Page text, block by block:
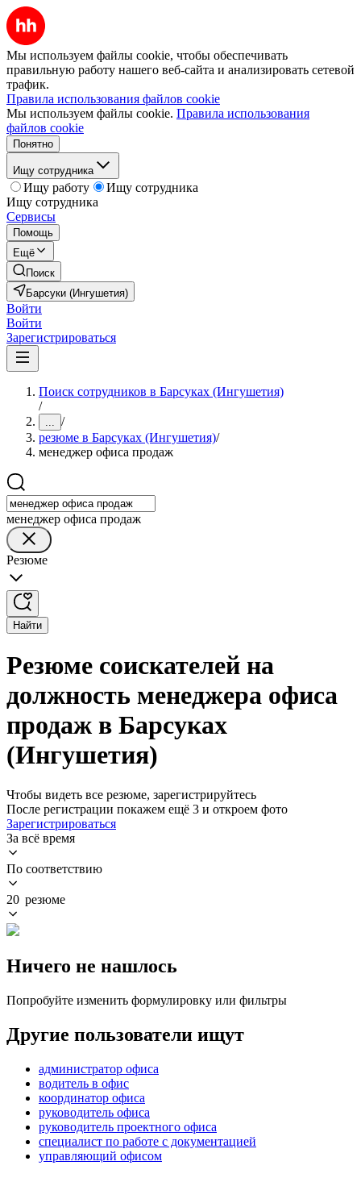
Мы используем файлы cookie, чтобы обеспечивать
правильную работу нашего веб-сайта и анализировать сетевой
трафик.
Правила использования файлов cookie
Мы используем файлы cookie. Правила использования
файлов cookie
Понятно
Ищу сотрудника
Ищу работу
Ищу сотрудника
Ищу сотрудника
Сервисы
Помощь
Ещё
Поиск
Барсуки (Ингушетия)
Войти
Войти
Зарегистрироваться
Поиск сотрудников в Барсуках (Ингушетия)
/
... /
резюме в Барсуках (Ингушетия)/
менеджер офиса продаж
менеджер офиса продаж
Резюме
Найти
Резюме соискателей на
должность менеджера офиса
продаж в Барсуках
(Ингушетия)
Чтобы видеть все резюме, зарегистрируйтесь
После регистрации покажем ещё 3 и откроем фото
Зарегистрироваться
За всё время
По соответствию
20 резюме
Ничего не нашлось
Попробуйте изменить формулировку или фильтры
Другие пользователи ищут
администратор офиса
водитель в офис
координатор офиса
руководитель офиса
руководитель проектного офиса
специалист по работе с документацией
управляющий офисом